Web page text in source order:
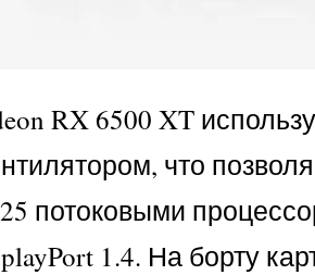
RX 6500 XT
что
потоковыми
1.4. На борту